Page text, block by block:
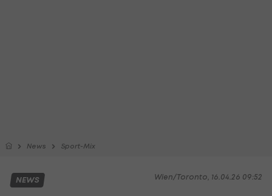
News Sport-Mix
Wien/Toronto, 16.04.26 09:52
NEWS